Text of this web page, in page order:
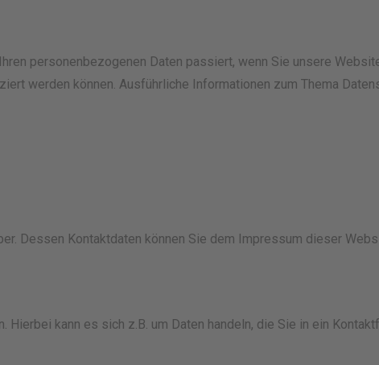
personenbezogenen Daten passiert, wenn Sie unsere
werden können. Ausführliche Informationen zum Thema
Dessen Kontaktdaten können Sie dem Impressum dieser
kann es sich z.B. um Daten handeln, die Sie in ein